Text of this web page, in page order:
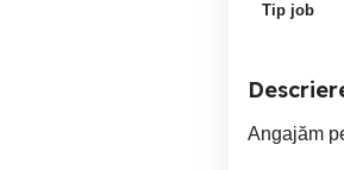
Tip job
Angajăm